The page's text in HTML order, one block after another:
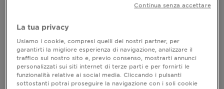
Ultimo aggiornamento agosto 11, 2025
L'armocromia rappresenta un'importante guida per
scoprire quali colori di abbigliamento, trucco e capelli
si adattano meglio al proprio tono e sottotono di
pelle, occhi e capelli. In questo contesto, l'Autunno
emerge come una stagione ricca di tonalità calde e
La tua privacy
Usiamo i cookie, compresi quelli dei nostri partner, per
garantirti la migliore esperienza di navigazione, analizzare il
traffico sul nostro sito e, previo consenso, mostrarti annunci
personalizzati sui siti internet di terze parti e per fornirti le
funzionalità relative ai social media. Cliccando i pulsanti
sottostanti potrai proseguire la navigazione con i soli cookie
Continua senza accettare